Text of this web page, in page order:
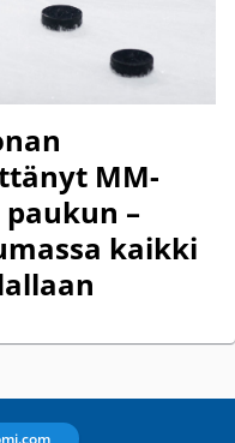
MM-
–
kaikki